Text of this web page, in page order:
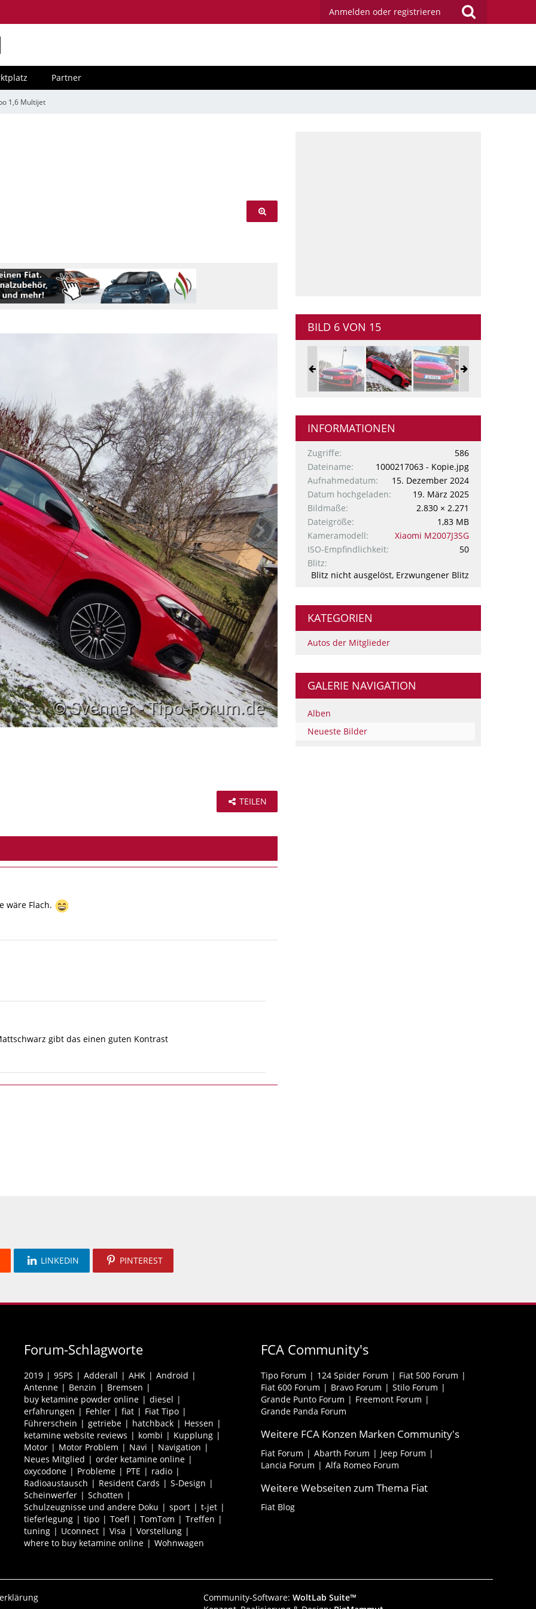
Anmelden oder registrieren
Partner
1,6 Multijet
TEILEN
wäre Flach.
gibt das einen guten Kontrast
BILD 6 VON 15
INFORMATIONEN
Zugriffe
586
Dateiname
1000217063 - Kopie.jpg
Aufnahmedatum
15. Dezember 2024
Datum hochgeladen
19. März 2025
Bildmaße
2.830 × 2.271
Dateigröße
1,83 MB
Kameramodell
Xiaomi M2007J3SG
ISO-Empfindlichkeit
50
Blitz
Blitz nicht ausgelöst, Erzwungener Blitz
KATEGORIEN
Autos der Mitglieder
GALERIE NAVIGATION
Alben
Neueste Bilder
LINKEDIN PINTEREST
Forum-Schlagworte
2019 95PS Adderall AHK
Android
Antenne
Benzin
Bremsen
buy ketamine powder online
diesel
erfahrungen
Fehler fiat
Fiat Tipo
Führerschein
getriebe hatchback
Hessen
ketamine website reviews
kombi
Kupplung
Motor
Motor Problem Navi
Navigation
Neues Mitglied
order ketamine online
oxycodone
Probleme PTE
radio
Radioaustausch
Resident Cards
S-Design
Scheinwerfer
Schotten
Schulzeugnisse und andere Doku
sport
t-jet
tieferlegung
tipo Toefl TomTom
Treffen
tuning
Uconnect Visa
Vorstellung
where to buy ketamine online
Wohnwagen
FCA Community's
Tipo Forum 124 Spider Forum
Fiat 500 Forum
Fiat 600 Forum
Bravo Forum
Stilo Forum
Grande Punto Forum
Freemont Forum
Grande Panda Forum
Weitere FCA Konzen Marken Community's
Fiat Forum Abarth Forum
Jeep Forum
Lancia Forum
Alfa Romeo Forum
Weitere Webseiten zum Thema Fiat
Fiat Blog
Community-Software: WoltLab Suite™